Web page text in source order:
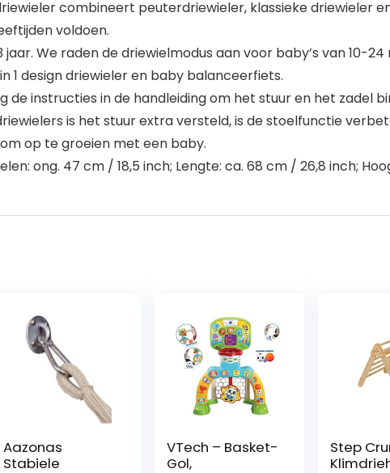
combineert peuterdriewieler, klassieke driewieler
voldoen.
We raden de driewielmodus aan voor baby’s van 10-
1 design driewieler en baby balanceerfiets.
de instructies in de handleiding om het stuur en het zadel
is het stuur extra versteld, is de stoelfunctie
op te groeien met een baby.
ong. 47 cm / 18,5 inch; Lengte: ca. 68 cm / 26,8 inch;
Aazonas
Stabiele
VTech – Basket-
Gol,
Step